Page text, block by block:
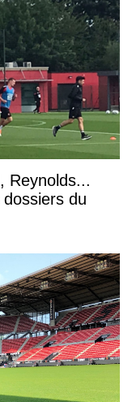
Reynolds...
du